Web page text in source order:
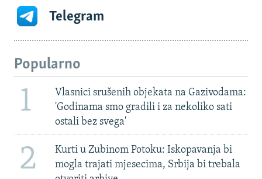
Telegram
Popularno
1
Vlasnici srušenih objekata na Gazivodama:
'Godinama smo gradili i za nekoliko sati
ostali bez svega'
2
Kurti u Zubinom Potoku: Iskopavanja bi
mogla trajati mjesecima, Srbija bi trebala